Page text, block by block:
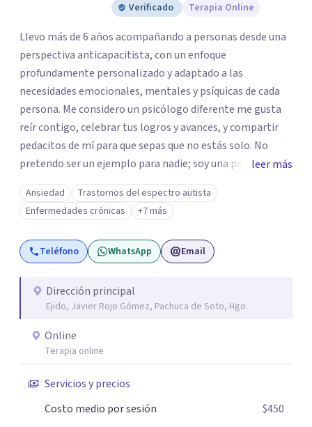
Verificado
Terapia Online
Llevo más de 6 años acompañando a personas desde una
perspectiva anticapacitista, con un enfoque
profundamente personalizado y adaptado a las
necesidades emocionales, mentales y psíquicas de cada
persona. Me considero un psicólogo diferente me gusta
reír contigo, celebrar tus logros y avances, y compartir
pedacitos de mí para que sepas que no estás solo. No
pretendo ser un ejemplo para nadie; soy una persona que
también sufre, llora, ríe y grita. Para mí, tu salud, tu paz y
tu tranquilidad siempre estarán por encima de lo
económico. A lo largo de mi camino he cuestionado
muchas de las reglas rígidas que aprendí en la formación
tradicional, porque creo que antes que las técnicas se
que el proceso terapéutico tenga sentido. Trabajo
especialmente con procesos de duelo Y psicooncología,
Si tú o algún familiar están atravesando un proceso
relacionado con cáncer, puedes escribirme por WhatsApp
para agendar una primera sesión gratuita. Y si estás
alguien, también puedes contactarme: la primera
leer más
Ansiedad
Trastornos del espectro autista
Enfermedades crónicas
+7 más
Teléfono WhatsApp Email
Dirección principal
Ejido, Javier Rojo Gómez, Pachuca de Soto, Hgo.
Online
Terapia online
Servicios y precios
Costo medio por sesión
$450